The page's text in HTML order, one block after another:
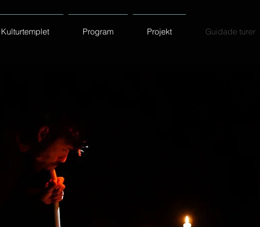
Kulturtemplet Program Projekt Guidade turer